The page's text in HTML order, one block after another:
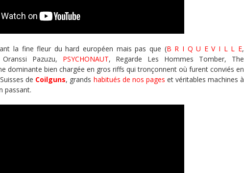
la fine fleur du hard européen mais pas que (B R I Q U E V I L L E,
Pazuzu, PSYCHONAUT, Regarde Les Hommes Tomber, The
dominante bien chargée en gros riffs qui tronçonnent où furent conviés en
de Coilguns, grands habitués de nos pages et véritables machines à
passant.